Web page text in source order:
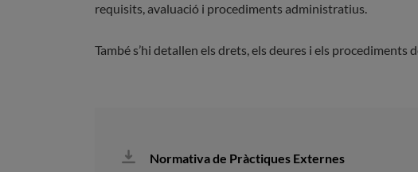
requisits, avaluació i procediments administratius.
També s’hi detallen els drets, els deures i els
Normativa de Pràctiques Externes